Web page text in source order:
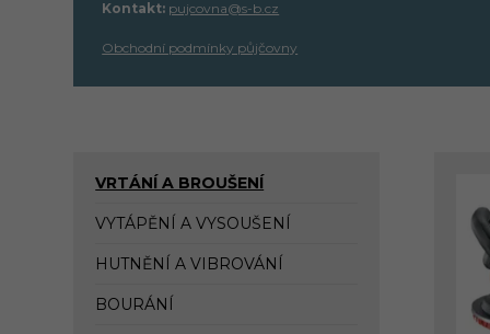
Kontakt: pujcovna@s-b.cz
Obchodní podmínky půjčovny
VRTÁNÍ A BROUŠENÍ
VYTÁPĚNÍ A VYSOUŠENÍ
HUTNĚNÍ A VIBROVÁNÍ
BOURÁNÍ